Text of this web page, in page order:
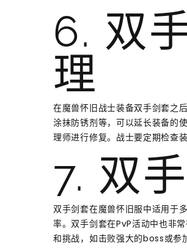
6. 双
理
在魔兽怀旧战士装备双手剑套之
涂抹防锈剂等，可以延长装备的
理师进行修复。战士要定期检查
7. 双
双手剑套在魔兽怀旧服中适用于
率。双手剑套在PvP活动中也非
和挑战，如击败强大的boss或参